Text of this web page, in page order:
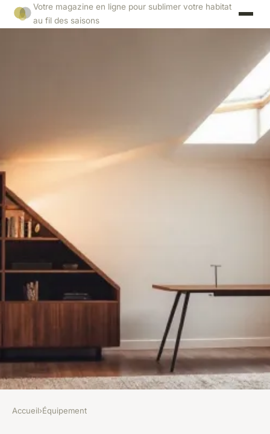
Votre magazine en ligne pour sublimer votre habitat
au fil des saisons
ÉQUIPEMENT
Accueil›Équipement